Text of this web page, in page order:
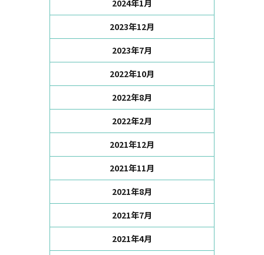
2024年1月
2023年12月
2023年7月
2022年10月
2022年8月
2022年2月
2021年12月
2021年11月
2021年8月
2021年7月
2021年4月